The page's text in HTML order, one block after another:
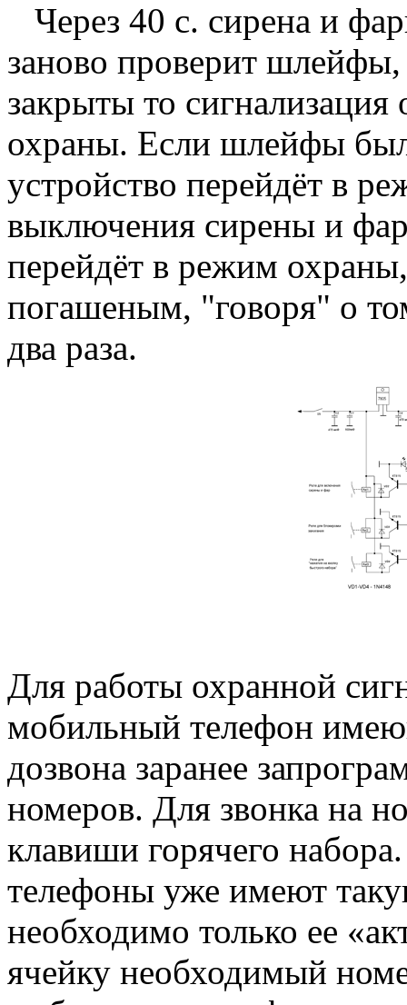
Через 40 с. сирена и
заново проверит шлейфы,
закрыты то
охраны. Если шлейфы
устройство перейдёт в
выключения сирены и
перейдёт в режим
погашеным, "говоря" о
два раза.
Для работы охранной
мобильный телефон
дозвона заранее
номеров. Для звонка на
клавиши горячего
телефоны уже имеют
необходимо только ее
ячейку необходимый